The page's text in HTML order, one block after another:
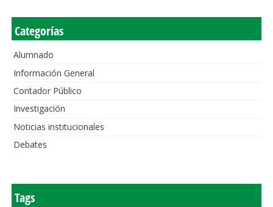
Categorías
Alumnado
Información General
Contador Público
Investigación
Noticias institucionales
Debates
Tags